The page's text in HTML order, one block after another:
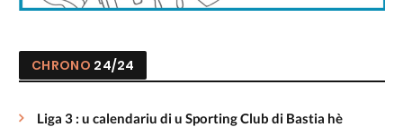
CHRONO 24/24
Liga 3 : u calendariu di u Sporting Club di Bastia hè